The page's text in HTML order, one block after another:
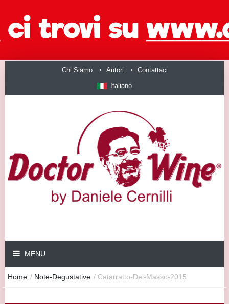
Chi Siamo Autori Contattaci
Italiano
MENU
Home / Note-Degustative / Catarratto-Del-Masso-2015